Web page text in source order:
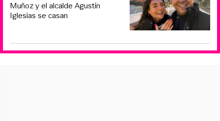
Muñoz y el alcalde Agustín
Iglesias se casan